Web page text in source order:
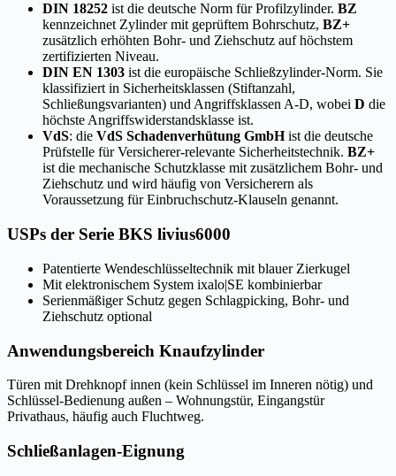
DIN 18252 ist die deutsche Norm für Profilzylinder. BZ
kennzeichnet Zylinder mit geprüftem Bohrschutz, BZ+
zusätzlich erhöhten Bohr- und Ziehschutz auf höchstem
zertifizierten Niveau.
DIN EN 1303 ist die europäische Schließzylinder-Norm. Sie
klassifiziert in Sicherheitsklassen (Stiftanzahl,
Schließungsvarianten) und Angriffsklassen A-D, wobei D die
höchste Angriffswiderstandsklasse ist.
VdS: die VdS Schadenverhütung GmbHist die deutsche
Prüfstelle für Versicherer-relevante Sicherheitstechnik. BZ+
ist die mechanische Schutzklasse mit zusätzlichem Bohr- und
Ziehschutz und wird häufig von Versicherern als
Voraussetzung für Einbruchschutz-Klauseln genannt.
USPs der Serie BKS livius6000
Patentierte Wendeschlüsseltechnik mit blauer Zierkugel
Mit elektronischem System ixalo|SE kombinierbar
Serienmäßiger Schutz gegen Schlagpicking, Bohr- und
Ziehschutz optional
Anwendungsbereich Knaufzylinder
Türen mit Drehknopf innen (kein Schlüssel im Inneren nötig) und
Schlüssel-Bedienung außen – Wohnungstür, Eingangstür
Privathaus, häufig auch Fluchtweg.
Schließanlagen-Eignung